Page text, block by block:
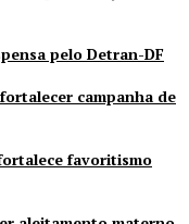
pelo Detran-DF
campanha de
favoritismo